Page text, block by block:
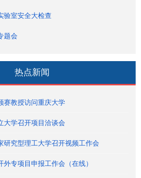
验室安全大检查
题会
热点新闻
赛教授访问重庆大学
大学召开项目洽谈会
研究型理工大学召开视频工作会
专项目申报工作会（在线）